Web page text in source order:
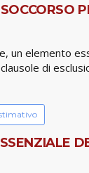
elemento
di